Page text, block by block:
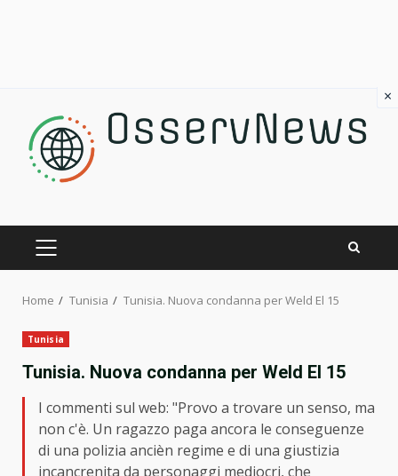
content
PRIMARY
MENU
Home Tunisia Tunisia. Nuova condanna per Weld El 15
Tunisia
Tunisia. Nuova condanna per Weld El 15
I commenti sul web: "Provo a trovare un senso, ma
non c'è. Un ragazzo paga ancora le conseguenze
di una polizia ancièn regime e di una giustizia
incancrenita da personaggi mediocri, che
×